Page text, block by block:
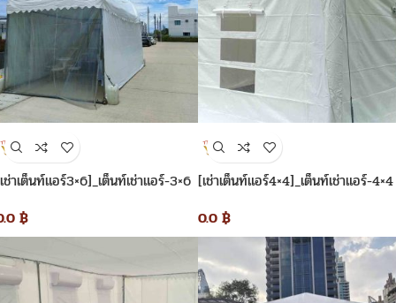
ช่าเต็นท์แอร์3×6]_เต็นท์เช่าแอร์-3×6
฿
[เช่าเต็นท์แอร์4×4]_เต็นท์เช่าแอร์-4×4
0.0 ฿